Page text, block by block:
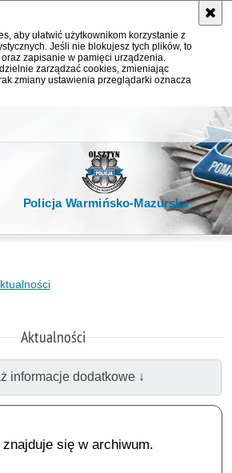
aby ułatwić użytkownikom korzystanie z
Jeśli nie blokujesz tych plików, to
zapisanie w pamięci urządzenia.
zarządzać cookies, zmieniając
zmiany ustawienia przeglądarki oznacza
Policja Warmińsko-Mazurska
Aktualności
informacje dodatkowe ↓
znajduje się w archiwum.